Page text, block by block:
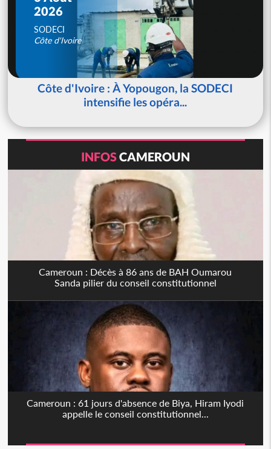
2026
SODECI
Côte d'Ivoire
Côte d'Ivoire : À Yopougon, la SODECI
intensifie les opéra...
INFOSCAMEROUN
Cameroun : Décès à 86 ans de BAH Oumarou
Sanda pilier du conseil constitutionnel
Cameroun : 61 jours d'absence de Biya, Hiram Iyodi
appelle le conseil constitutionnel...